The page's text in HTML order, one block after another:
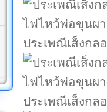
ประเพณีเส็งกล
ประเพณีเส็งกล